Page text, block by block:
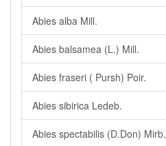
Abies alba Mill.
Abies balsamea (L.) Mill.
Abies fraseri ( Pursh) Poir.
Abies sibirica Ledeb.
Abies spectabilis (D.Don) Mirb.